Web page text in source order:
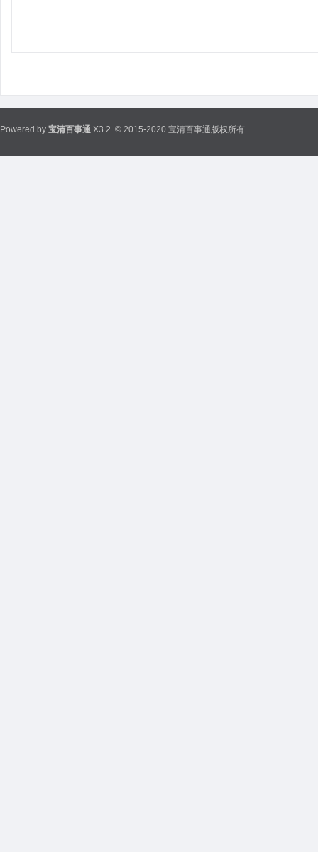
Powered by 宝清百事通 X3.2 © 2015-2020 宝清百事通版权所有